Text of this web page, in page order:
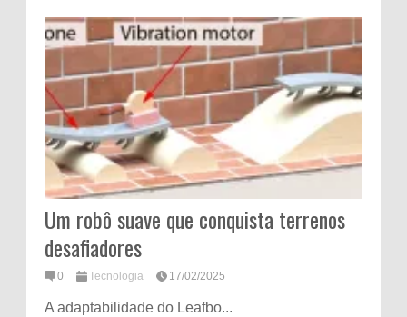
Um robô suave que conquista terrenos
desafiadores
0 Tecnologia 17/02/2025
A adaptabilidade do Leafbo...